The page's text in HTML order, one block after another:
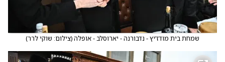
שמחת בית מודז'יץ - נדבורנה - יארוסלב - אופלה(צילום: שוקי לרר)